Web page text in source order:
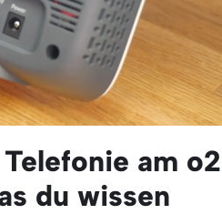
am o2
du wissen